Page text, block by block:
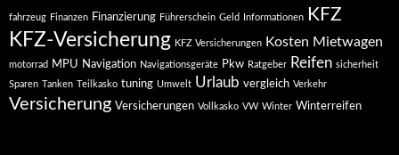
fahrzeug Finanzen Finanzierung Führerschein Geld Informationen KFZ
KFZ-Versicherung KFZ Versicherungen Kosten Mietwagen
motorrad MPU Navigation Navigationsgeräte Pkw Ratgeber Reifen sicherheit
Sparen Tanken Teilkasko tuning Umwelt Urlaub vergleich Verkehr
Versicherung Versicherungen Vollkasko VW Winter Winterreifen